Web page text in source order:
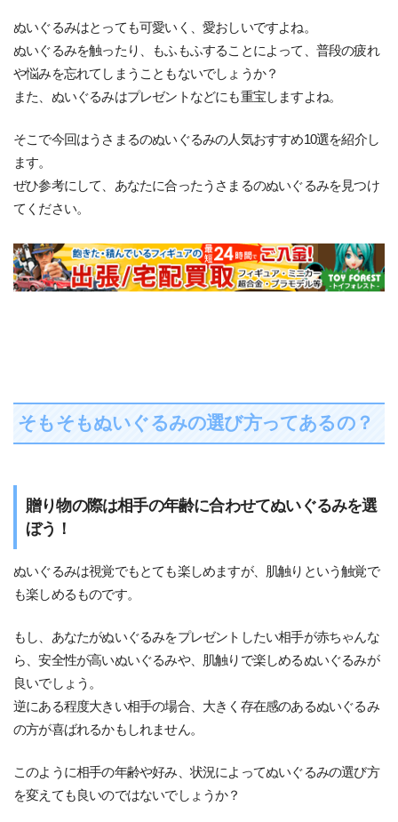
ぬいぐるみはとっても可愛いく、愛おしいですよね。
ぬいぐるみを触ったり、もふもふすることによって、普段の疲れ
や悩みを忘れてしまうこともないでしょうか？
また、ぬいぐるみはプレゼントなどにも重宝しますよね。
そこで今回はうさまるのぬいぐるみの人気おすすめ10選を紹介し
ます。
ぜひ参考にして、あなたに合ったうさまるのぬいぐるみを見つけ
てください。
そもそもぬいぐるみの選び方ってあるの？
贈り物の際は相手の年齢に合わせてぬいぐるみを選
ぼう！
ぬいぐるみは視覚でもとても楽しめますが、肌触りという触覚で
も楽しめるものです。
もし、あなたがぬいぐるみをプレゼントしたい相手が赤ちゃんな
ら、安全性が高いぬいぐるみや、肌触りで楽しめるぬいぐるみが
良いでしょう。
逆にある程度大きい相手の場合、大きく存在感のあるぬいぐるみ
の方が喜ばれるかもしれません。
このように相手の年齢や好み、状況によってぬいぐるみの選び方
を変えても良いのではないでしょうか？